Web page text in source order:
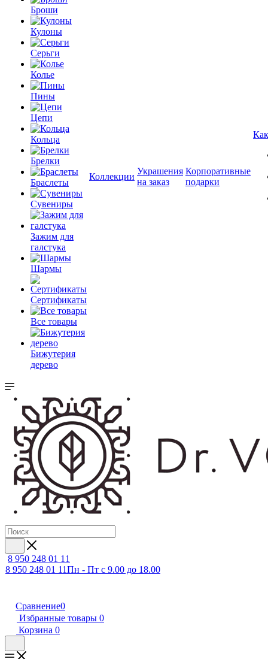
Броши
Кулоны
Серьги
Колье
Пины
Цепи
Кольца
Брелки
Браслеты
Сувениры
Зажим для
галстука
Шармы
Сертификаты
Все товары
Бижутерия
дерево
Коллекции
Украшения
на заказ
Корпоративные
подарки
8 950 248 01 11
8 950 248 01 11Пн - Пт с 9.00 до 18.00
Сравнение0
Избранные товары 0
Корзина 0